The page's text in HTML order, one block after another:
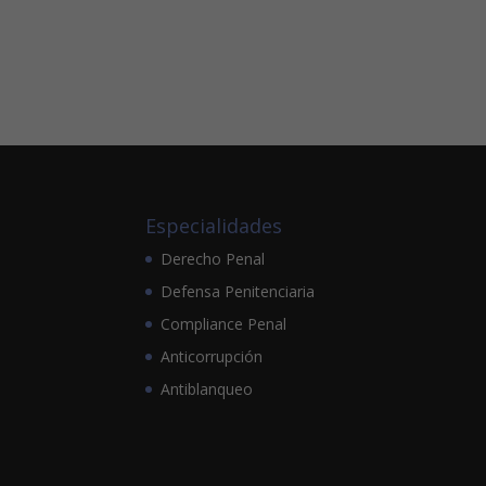
Especialidades
Derecho Penal
Defensa Penitenciaria
Compliance Penal
Anticorrupción
Antiblanqueo